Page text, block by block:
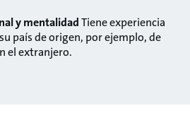
y mentalidadTiene experiencia
país de origen, por ejemplo, de
el extranjero.